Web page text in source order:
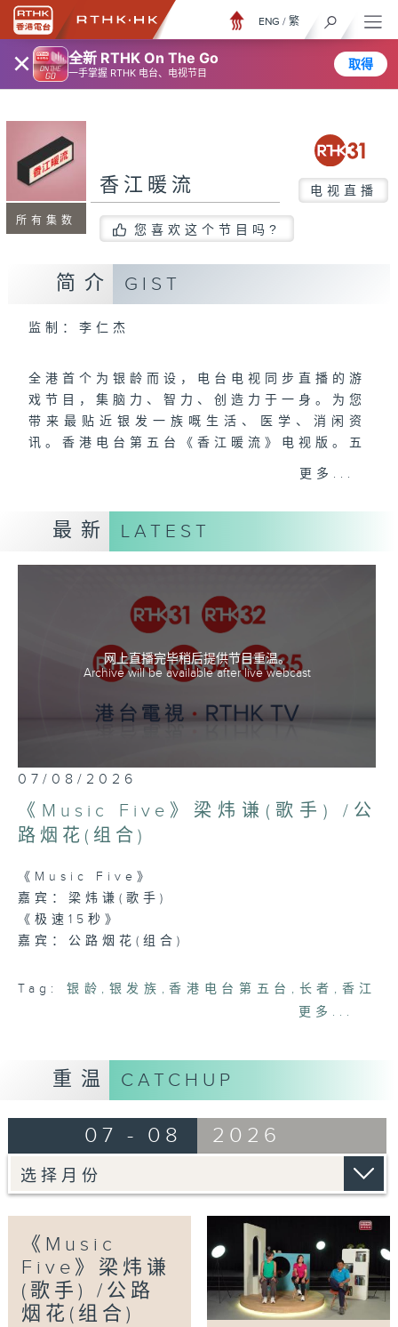
× 全新 RTHK On The Go
一手掌握 RTHK 电台、电视节目
取得
ENG / 繁
所有集数
香江暖流 电视直播
您喜欢这个节目吗?
简介 GIST
监制：李仁杰
全港首个为银龄而设，电台电视同步直播的游
戏节目，集脑力、智力、创造力于一身。为您
带来最贴近银发一族嘅生活、医学、消闲资
讯。香港电台第五台《香江暖流》电视版。五
乐、黎茜姸
更多...
最新 LATEST
网上直播完毕稍后提供节目重温。
Archive will be available after live webcast
07/08/2026
《Music Five》梁炜谦(歌手) /公
路烟花(组合)
《Music Five》
嘉宾：梁炜谦(歌手)
《极速15秒》
嘉宾：公路烟花(组合)
Tag: 银龄 , 银发族 , 香港电台第五台 , 长者 , 香江
更多...
重温 CATCHUP
07 - 08 2026
《Music
Five》梁炜谦
(歌手) /公路
烟花(组合)